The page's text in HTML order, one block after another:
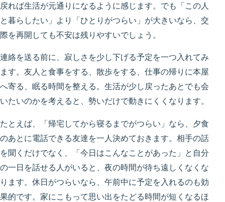
戻れば生活が元通りになるように感じます。でも「この人
と暮らしたい」より「ひとりがつらい」が大きいなら、交
際を再開しても不安は残りやすいでしょう。
連絡を送る前に、寂しさを少し下げる予定を一つ入れてみ
ます。友人と食事をする、散歩をする、仕事の帰りに本屋
へ寄る、眠る時間を整える。生活が少し戻ったあとでも会
いたいのかを考えると、勢いだけで動きにくくなります。
たとえば、「帰宅してから寝るまでがつらい」なら、夕食
のあとに電話できる友達を一人決めておきます。相手の話
を聞くだけでなく、「今日はこんなことがあった」と自分
の一日を話せる人がいると、夜の時間が待ち遠しくなくな
ります。休日がつらいなら、午前中に予定を入れるのも効
果的です。家にこもって思い出をたどる時間が短くなるほ